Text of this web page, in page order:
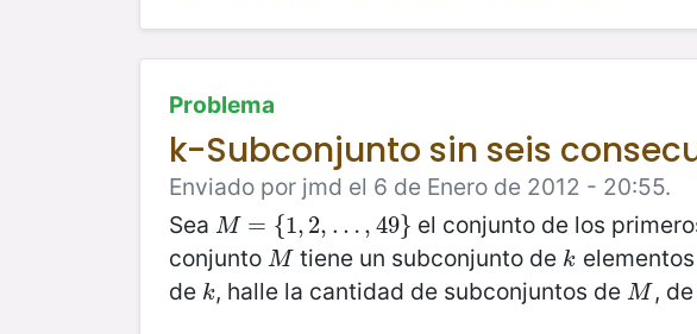
Problema
k-Subconjunto sin seis
Enviado por jmd el 6 de Enero de 2012 - 20:55.
Sea M = {1, 2, … , 49}
M={1 2,…,49 } el conjunto de los
conjunto M
M tiene un subconjunto de k
k
de k
k, halle la cantidad de subconjuntos deM
M , de